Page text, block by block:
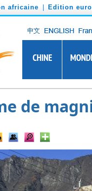
africaine Edition
de